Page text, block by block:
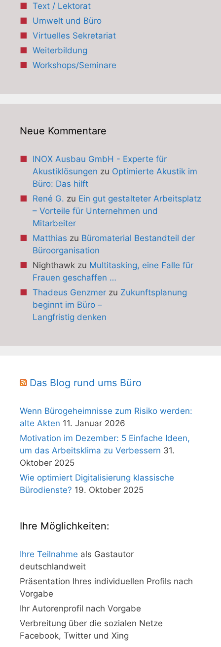
Text / Lektorat
Umwelt und Büro
Virtuelles Sekretariat
Weiterbildung
Workshops/Seminare
Neue Kommentare
INOX Ausbau GmbH - Experte für
Akustiklösungen zu Optimierte Akustik im
Büro: Das hilft
René G. zu Ein gut gestalteter Arbeitsplatz
– Vorteile für Unternehmen und
Mitarbeiter
Matthias zu Büromaterial Bestandteil der
Büroorganisation
Nighthawkzu Multitasking, eine Falle für
Frauen geschaffen …
Thadeus Genzmerzu Zukunftsplanung
beginnt im Büro –
Langfristig denken
Das Blog rund ums Büro
Wenn Bürogeheimnisse zum Risiko werden:
alte Akten 11. Januar 2026
Motivation im Dezember: 5 Einfache Ideen,
um das Arbeitsklima zu Verbessern 31.
Oktober 2025
Wie optimiert Digitalisierung klassische
Bürodienste? 19. Oktober 2025
Ihre Möglichkeiten:
Ihre Teilnahme als Gastautor
deutschlandweit
Präsentation Ihres individuellen Profils nach
Vorgabe
Ihr Autorenprofil nach Vorgabe
Verbreitung über die sozialen Netze
Facebook, Twitter und Xing